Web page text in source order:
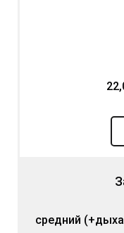
средний